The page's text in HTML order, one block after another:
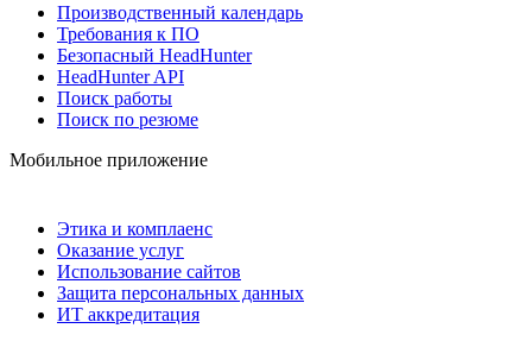
Производственный календарь
Требования к ПО
Безопасный HeadHunter
HeadHunter API
Поиск работы
Поиск по резюме
Мобильное приложение
Этика и комплаенс
Оказание услуг
Использование сайтов
Защита персональных данных
ИТ аккредитация